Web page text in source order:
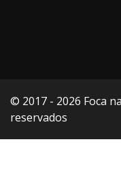
© 2017 - 2026 Foca
reservados